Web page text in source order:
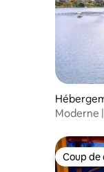
Moderne
Coup
Coup